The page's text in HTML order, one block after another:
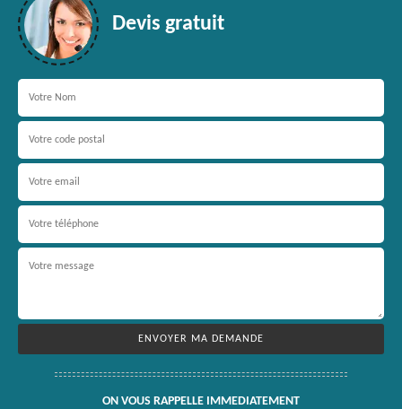
Devis gratuit
ON VOUS RAPPELLE IMMEDIATEMENT